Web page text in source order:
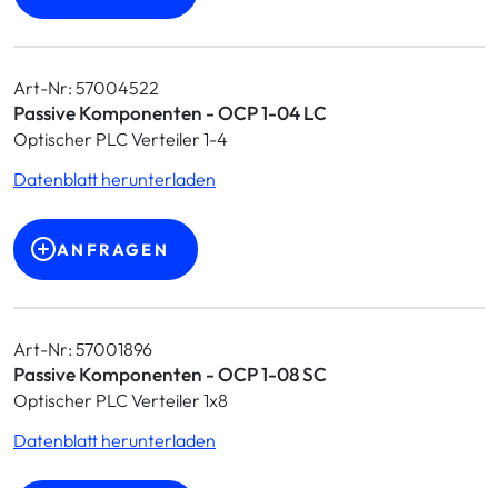
Art-Nr: 57004522
Passive Komponenten - OCP 1-04 LC
Optischer PLC Verteiler 1-4
Datenblatt herunterladen
ANFRAGEN
Art-Nr: 57001896
Passive Komponenten - OCP 1-08 SC
Optischer PLC Verteiler 1x8
Datenblatt herunterladen